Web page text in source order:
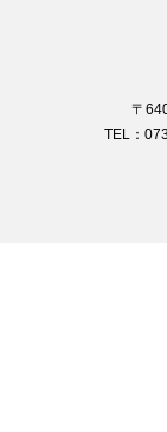
〒
TEL：